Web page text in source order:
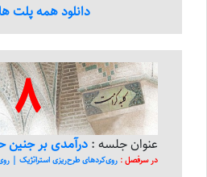
دانلود همه پلت ها
8
عنوان جلسه : درآمدی بر
در سرفصل : روی‌کرد‌های طرح‌ریزی استراتژیک |